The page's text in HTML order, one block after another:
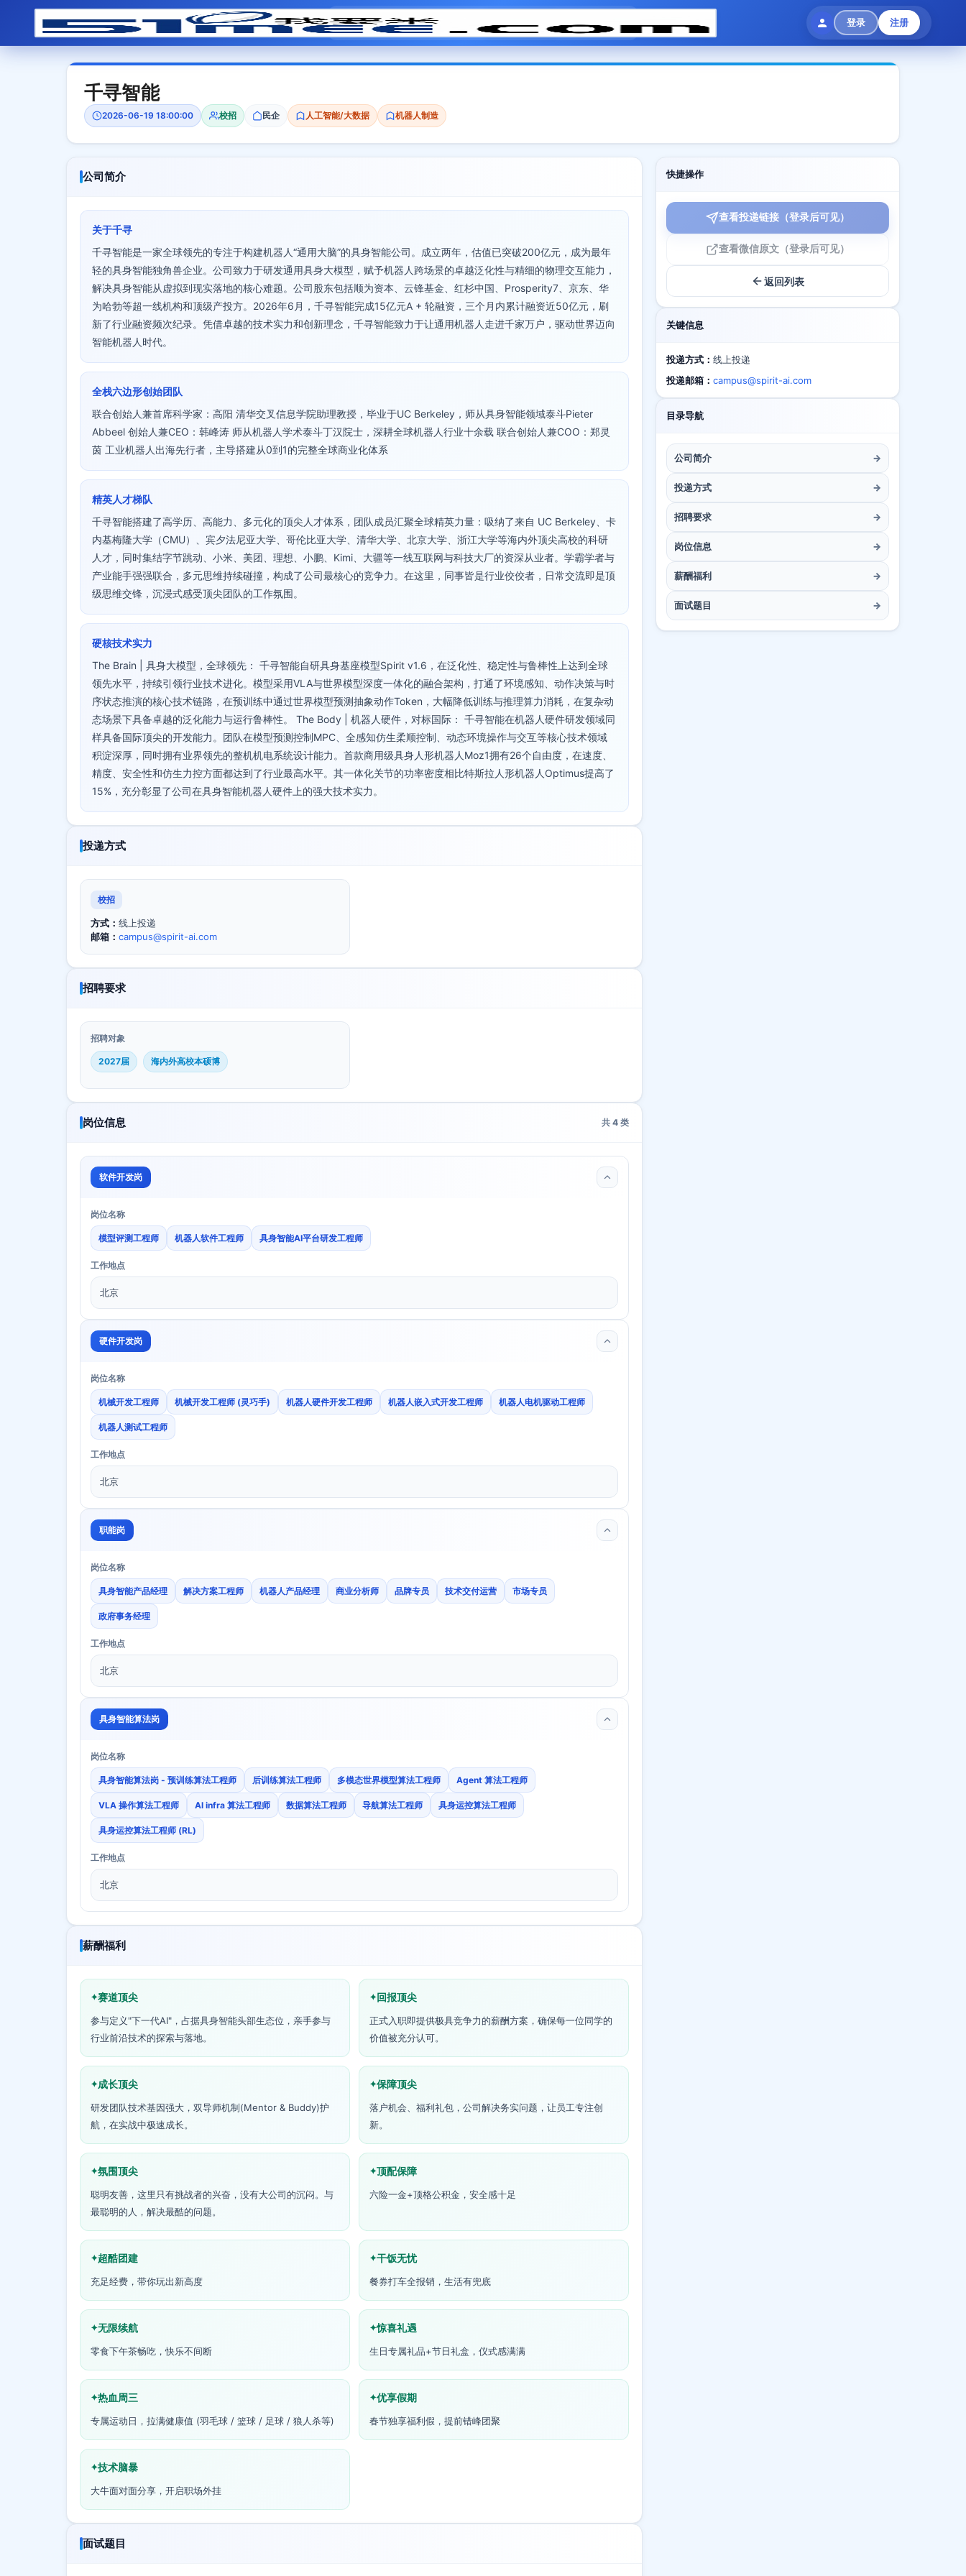
登录 注册
模拟面试 题目大全 招聘中心 会员专区
千寻智能
2026-06-19 18:00:00 校招 民企 人工智能/大数据 机器人制造
公司简介
关于千寻
千寻智能是一家全球领先的专注于构建机器人“通用大脑”的具身智能公司。成立两年，估值已突破200亿元，成为最年
轻的具身智能独角兽企业。公司致力于研发通用具身大模型，赋予机器人跨场景的卓越泛化性与精细的物理交互能力，
解决具身智能从虚拟到现实落地的核心难题。公司股东包括顺为资本、云锋基金、红杉中国、Prosperity7、京东、华
为哈勃等超一线机构和顶级产投方。2026年6月，千寻智能完成15亿元A + 轮融资，三个月内累计融资近50亿元，刷
新了行业融资频次纪录。凭借卓越的技术实力和创新理念，千寻智能致力于让通用机器人走进千家万户，驱动世界迈向
智能机器人时代。
全栈六边形创始团队
联合创始人兼首席科学家：高阳 清华交叉信息学院助理教授，毕业于UC Berkeley，师从具身智能领域泰斗Pieter
Abbeel 创始人兼CEO：韩峰涛 师从机器人学术泰斗丁汉院士，深耕全球机器人行业十余载 联合创始人兼COO：郑灵
茵 工业机器人出海先行者，主导搭建从0到1的完整全球商业化体系
精英人才梯队
千寻智能搭建了高学历、高能力、多元化的顶尖人才体系，团队成员汇聚全球精英力量：吸纳了来自 UC Berkeley、卡
内基梅隆大学（CMU）、宾夕法尼亚大学、哥伦比亚大学、清华大学、北京大学、浙江大学等海内外顶尖高校的科研
人才，同时集结字节跳动、小米、美团、理想、小鹏、Kimi、大疆等一线互联网与科技大厂的资深从业者。学霸学者与
产业能手强强联合，多元思维持续碰撞，构成了公司最核心的竞争力。在这里，同事皆是行业佼佼者，日常交流即是顶
级思维交锋，沉浸式感受顶尖团队的工作氛围。
硬核技术实力
The Brain | 具身大模型，全球领先： 千寻智能自研具身基座模型Spirit v1.6，在泛化性、稳定性与鲁棒性上达到全球
领先水平，持续引领行业技术进化。模型采用VLA与世界模型深度一体化的融合架构，打通了环境感知、动作决策与时
序状态推演的核心技术链路，在预训练中通过世界模型预测抽象动作Token，大幅降低训练与推理算力消耗，在复杂动
态场景下具备卓越的泛化能力与运行鲁棒性。 The Body | 机器人硬件，对标国际： 千寻智能在机器人硬件研发领域同
样具备国际顶尖的开发能力。团队在模型预测控制MPC、全感知仿生柔顺控制、动态环境操作与交互等核心技术领域
积淀深厚，同时拥有业界领先的整机机电系统设计能力。首款商用级具身人形机器人Moz1拥有26个自由度，在速度、
精度、安全性和仿生力控方面都达到了行业最高水平。其一体化关节的功率密度相比特斯拉人形机器人Optimus提高了
15%，充分彰显了公司在具身智能机器人硬件上的强大技术实力。
投递方式
校招
方式： 线上投递
邮箱： campus@spirit-ai.com
招聘要求
招聘对象
2027届 海内外高校本硕博
岗位信息 共 4 类
软件开发岗
岗位名称
模型评测工程师 机器人软件工程师 具身智能AI平台研发工程师
工作地点
北京
硬件开发岗
岗位名称
机械开发工程师 机械开发工程师 (灵巧手) 机器人硬件开发工程师 机器人嵌入式开发工程师 机器人电机驱动工程师
机器人测试工程师
工作地点
北京
职能岗
岗位名称
具身智能产品经理 解决方案工程师 机器人产品经理 商业分析师 品牌专员 技术交付运营 市场专员
政府事务经理
工作地点
北京
具身智能算法岗
岗位名称
具身智能算法岗 - 预训练算法工程师 后训练算法工程师 多模态世界模型算法工程师 Agent 算法工程师
VLA 操作算法工程师 Al infra 算法工程师 数据算法工程师 导航算法工程师 具身运控算法工程师
具身运控算法工程师 (RL)
工作地点
北京
薪酬福利
赛道顶尖
参与定义"下一代AI"，占据具身智能头部生态位，亲手参与
行业前沿技术的探索与落地。
回报顶尖
正式入职即提供极具竞争力的薪酬方案，确保每一位同学的
价值被充分认可。
成长顶尖
研发团队技术基因强大，双导师机制(Mentor & Buddy)护
航，在实战中极速成长。
保障顶尖
落户机会、福利礼包，公司解决务实问题，让员工专注创
新。
氛围顶尖
聪明友善，这里只有挑战者的兴奋，没有大公司的沉闷。与
最聪明的人，解决最酷的问题。
顶配保障
六险一金+顶格公积金，安全感十足
超酷团建
充足经费，带你玩出新高度
干饭无忧
餐券打车全报销，生活有兜底
无限续航
零食下午茶畅吃，快乐不间断
惊喜礼遇
生日专属礼品+节日礼盒，仪式感满满
热血周三
专属运动日，拉满健康值 (羽毛球 / 篮球 / 足球 / 狼人杀等)
优享假期
春节独享福利假，提前错峰团聚
技术脑暴
大牛面对面分享，开启职场外挂
面试题目
快捷操作
查看投递链接（登录后可见）
查看微信原文（登录后可见）
返回列表
关键信息
投递方式： 线上投递
投递邮箱： campus@spirit-ai.com
目录导航
公司简介 →
投递方式 →
招聘要求 →
岗位信息 →
薪酬福利 →
面试题目 →